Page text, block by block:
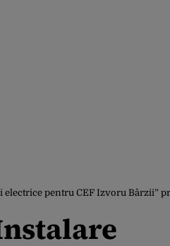
pentru CEF Izvoru Bârzii”